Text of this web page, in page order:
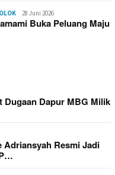
28 Juni 2026
Buka Peluang Maju
Dugaan Dapur MBG Milik
Adriansyah Resmi Jadi